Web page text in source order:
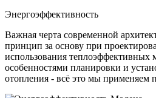
Энергоэффективность
Важная черта современной
принцип за основу при
использования теплоэффективных
особенностями планировки и
отопления - всё это мы применяем